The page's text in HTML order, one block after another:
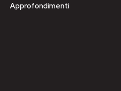
Approfondimenti